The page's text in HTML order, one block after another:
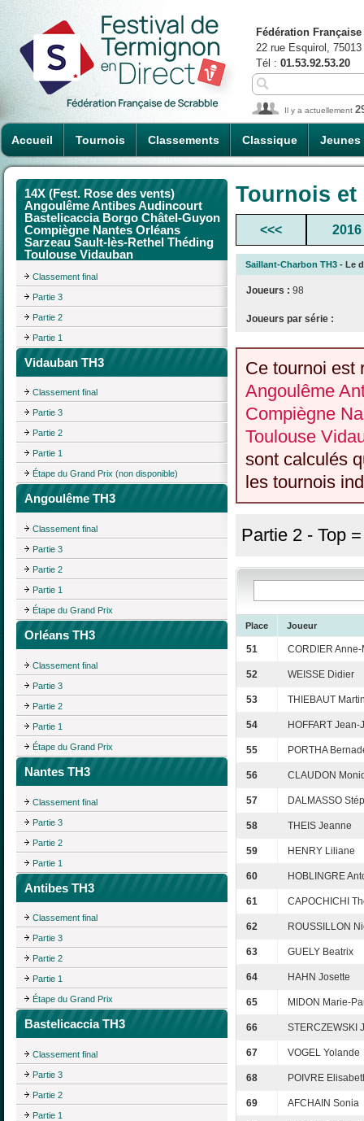
Accueil Tournois Classements Classique Jeunes
Fédération
22 rue Esquirol,
Tél : 01.53.92.53.20
Il y a actuellement
14X (Fest. Rose des vents)
Angoulême Antibes Audincourt
Bastelicaccia Borgo Châtel-Guyon
Compiègne Nantes Orléans
Sarzeau Sault-lès-Rethel Théding
Toulouse Vidauban
Classement final
Partie 3
Partie 2
Partie 1
Vidauban TH3
Classement final
Partie 3
Partie 2
Partie 1
Étape du Grand Prix (non disponible)
Angoulême TH3
Classement final
Partie 3
Partie 2
Partie 1
Étape du Grand Prix
Orléans TH3
Classement final
Partie 3
Partie 2
Partie 1
Étape du Grand Prix
Nantes TH3
Classement final
Partie 3
Partie 2
Partie 1
Antibes TH3
Classement final
Partie 3
Partie 2
Partie 1
Étape du Grand Prix
Bastelicaccia TH3
Classement final
Partie 3
Partie 2
Partie 1
Tournois
<<< 2016
Saillant-Charbon TH3 - Le
Joueurs : 98
Joueurs par série :
Ce tournoi est
Angoulême
Compiègne
Toulouse
sont calculés
les tournois
Partie 2 - Top
Place Joueur
51 CORDIER
52 WEISSE Didier
53 THIEBAUT
54 HOFFART Jean-
55 PORTHA
56 CLAUDON
57 DALMASSO
58 THEIS Jeanne
59 HENRY Liliane
60 HOBLINGRE
61 CAPOCHICHI
62 ROUSSILLON
63 GUELY Beatrix
64 HAHN Josette
65 MIDON Marie-
66 STERCZEWSKI
67 VOGEL Yolande
68 POIVRE
69 AFCHAIN Sonia